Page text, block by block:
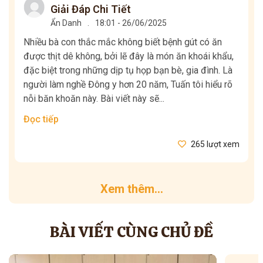
Giải Đáp Chi Tiết
Ẩn Danh 18:01 - 26/06/2025
Nhiều bà con thắc mắc không biết bệnh gút có ăn
được thịt dê không, bởi lẽ đây là món ăn khoái khẩu,
đặc biệt trong những dịp tụ họp bạn bè, gia đình. Là
người làm nghề Đông y hơn 20 năm, Tuấn tôi hiểu rõ
nỗi băn khoăn này. Bài viết này sẽ...
Đọc tiếp
265 lượt xem
Xem thêm...
BÀI VIẾT CÙNG CHỦ ĐỀ